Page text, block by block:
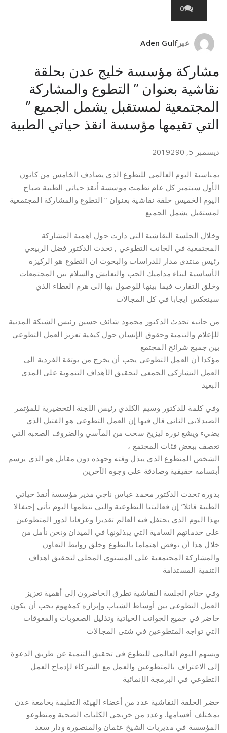
0
عبر Aden Gulf
مشاركة مؤسسة خليج عدن بحلقة
نقاشية بعنوان ” التطوع والمشاركة
المجتمعية لمستقبل يشمل الجميع ”
التي تقيمها مؤسسة انقذ حياتي الطبية
ديسمبر 5, 2019290
بمناسبة اليوم العالمي للتطوع الذي يصادف الخامس من كانون
الأول سبتمبر كل عام نظمت مؤسسة أنقذ حياتي الطبية صباح
اليوم الخميس حلقة نقاشية بعنوان ” التطوع والمشاركة المجتمعية
لمستقبل يشمل الجميع
وخلال الجلسة النقاشية التي دارت حول اهمية المشاركة
المجتمعية في الجانب التطوعي , تحدث الدكتور فضل الربيعي
رئيس منتدى مدار للدراسات والبحوث ان التطوع هو الركيزه
الأساسية لبناء مداميك الحب والتعايش والسلام بين المجتمعات
وخلق التقارب فيما بينها للوصول بها إلى هرم العطاء الذي
سينعكس إيجابا في كل المجالات
من جانبه تحدث الدكتور محمود شائف حسين رئيس الشبكة المدنية
للإعلام والتنمية وحقوق الإنسان حول كيفية تعزيز العمل التطوعي
بين جميع شرائح المجتمع
مؤكدا أن العمل التطوعي يجب أن يخرج من بوتقة الفردية الى
العمل التشاركي الجمعي لتحقيق الأهداف التنموية على المدى
البعيد
وفي كلمة للدكتور وسيم الكلدي رئيس اللجنة التحضيرية للمؤتمر
الصيدلاني الثاني قال فيها إن العمل التطوعي هو الفتيل الذي
يضيء ويشع نوره ليزيح سحب من المآسي والضروف الصعبه التي
تعصف ببعض فئات المجتمع ،
الشخص المتطوع الذي يبذل وقته وجهذه دون مقابل هو الذي يرسم
أبتسامه حقيقية وصادقة على وجوه الآخرين
بدوره تحدث الدكتور محمد عباس ناجي مدير مؤسسة أنقذ حياتي
الطبية قائلا” إن فعاليتنا التطوعية والتي ننظمها اليوم تأتي إحتفالا
بهذا اليوم الذي يحتفل فيه العالم تقديرا وعرفانا لدور المتطوعين
على خدماتهم السامية التي يبذلونها في الميدان ونحن نأمل من
خلال هذا أن نوقض اهتماما بالتطوع وخلق روابط التعاون
والمشاركة المجتمعية على المستوى المحلي لتحقيق اهداف
التنمية المستدامة
وفي ختام الجلسة النقاشية تطرق الحاضرون إلى أهمية تعزيز
العمل التطوعي بين أوساط الشباب وإبرازه كمفهوم يجب أن يكون
حاضر في جميع الجوانب الحياتية وتذليل الصعوبات والمعوقات
التي تواجه المتطوعين في شتى المجالات
ويسهم اليوم العالمي للتطوع في تحقيق التنمية عن طريق الدعوة
إلى الاعتراف بالمتطوعين والعمل مع الشركاء لإدماج العمل
التطوعي في البرمجة الإنمائية
حضر الحلقة النقاشية عدد من أعضاء الهيئة التعليمة بحامعة عدن
بمختلف أقسامها. وعدد من خريجي الكليات الصحية ومتطوعو
المؤسسة في مديريات الشيخ عثمان والمنصورة ودار سعد